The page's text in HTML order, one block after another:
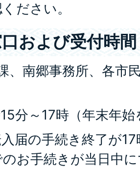
ださい。
および受付時間
、南郷事務所、各市
分～17時（年末年始
入届の手続き終了が
お手続きが当日中